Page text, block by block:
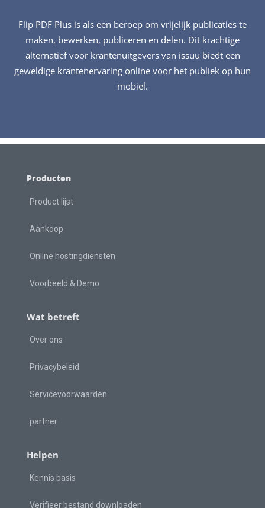
Flip PDF Plus is als een beroep om vrijelijk publicaties te
maken, bewerken, publiceren en delen. Dit krachtige
alternatief voor krantenuitgevers van issuu biedt een
geweldige krantenervaring online voor het publiek op hun
mobiel.
Producten
Product lijst
Aankoop
Online hostingdiensten
Voorbeeld & Demo
Wat betreft
Over ons
Privacybeleid
Servicevoorwaarden
partner
Helpen
Kennis basis
Verifieer bestand downloaden